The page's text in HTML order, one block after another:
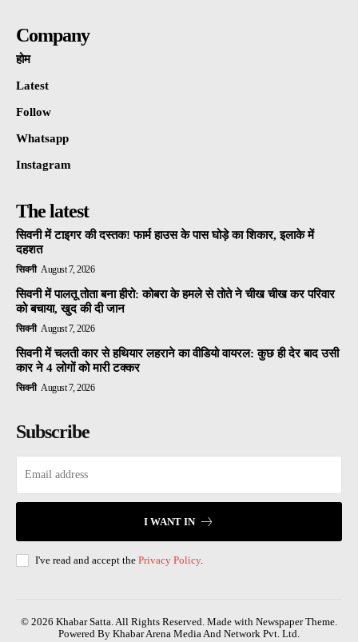
Company
होम
Latest
Follow
Whatsapp
Instagram
The latest
सिवनी में टाइगर की दस्तक! फार्म हाउस के पास घोड़े का शिकार, इलाके में
दहशत
सिवनी August 7, 2026
सिवनी में पालतू तोता बना हीरो: कोबरा के हमले से तोते ने चीख चीख कर परिवार
को बचाया, खुद की दी जान
सिवनी August 7, 2026
सिवनी में चलती कार से हथियार लहराने का वीडियो वायरल: कुछ ही देर बाद उसी
कार ने 4 लोगों को मारी टक्कर
सिवनी August 7, 2026
Subscribe
I WANT IN
I've read and accept the Privacy Policy.
© 2026 Khabar Satta. All Rights Reserved. Made with Newspaper Theme.
Powered By Khabar Arena Media And Network Pvt. Ltd.